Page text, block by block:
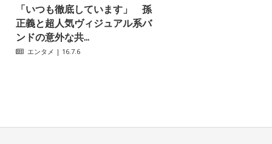
「いつも徹底しています」 孫
正義と超人気ヴィジュアル系バ
ンドの意外な共...
エンタメ | 16.7.6